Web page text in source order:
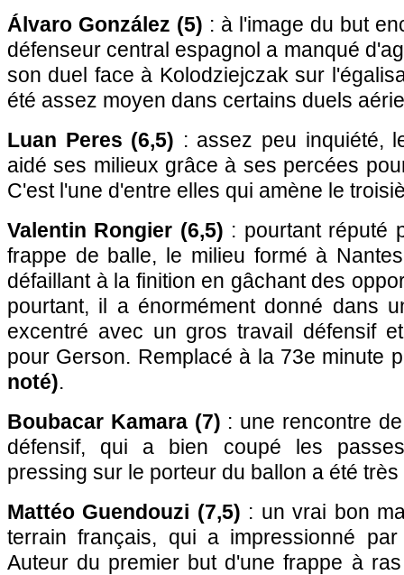
Álvaro González (5) : à l'image du but
défenseur central espagnol a manqué
son duel face à Kolodziejczak sur
été assez moyen dans certains duels
Luan Peres (6,5) : assez peu inquiété,
aidé ses milieux grâce à ses percées
C'est l'une d'entre elles qui amène le
Valentin Rongier (6,5) : pourtant réputé
frappe de balle, le milieu formé à
défaillant à la finition en gâchant des
pourtant, il a énormément donné dans
excentré avec un gros travail défensif
pour Gerson. Remplacé à la 73e minute
noté).
Boubacar Kamara (7) : une rencontre
défensif, qui a bien coupé les
pressing sur le porteur du ballon a été
Mattéo Guendouzi (7,5) : un vrai bon
terrain français, qui a impressionné
Auteur du premier but d'une frappe à